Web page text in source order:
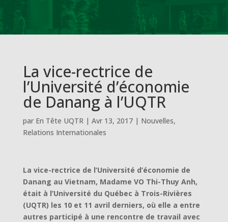
La vice-rectrice de
l’Université d’économie
de Danang à l’UQTR
par En Tête UQTR| Avr 13, 2017| Nouvelles,
Relations Internationales
La vice-rectrice de l’Université d’économie de
Danang au Vietnam, Madame VO Thi-Thuy Anh,
était à l’Université du Québec à Trois-Rivières
(UQTR) les 10 et 11 avril derniers, où elle a entre
autres participé à une rencontre de travail avec